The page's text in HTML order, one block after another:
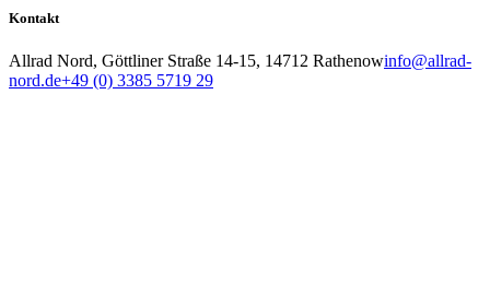
Kontakt
Allrad Nord, Göttliner Straße 14-15, 14712 Rathenowinfo@allrad-
nord.de+49 (0) 3385 5719 29